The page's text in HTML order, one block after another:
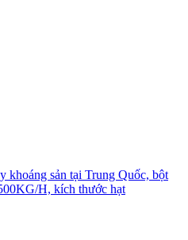
khoáng sản tại Trung Quốc, bột
H, kích thước hạt